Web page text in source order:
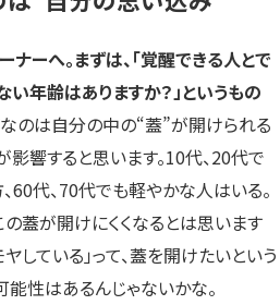
ーへ。まずは、「覚醒できる人とで
年齢はありますか？」というもの
のは自分の中の“蓋”が開けられる
影響すると思います。10代、20代で
60代、70代でも軽やかな人はいる。
の蓋が開けにくくなるとは思います
ヤしている」って、蓋を開けたいという
性はあるんじゃないかな。